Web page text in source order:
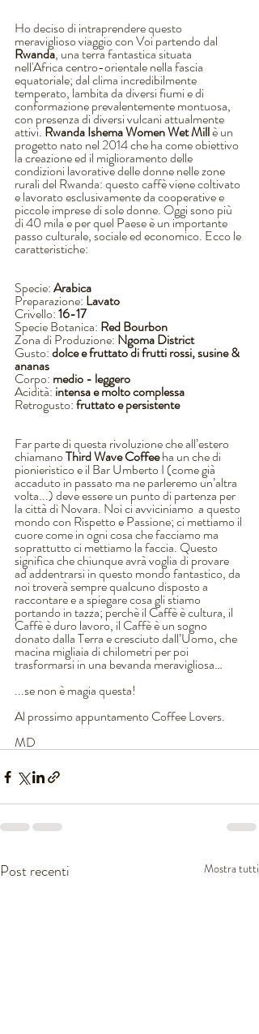
Ho deciso di intraprendere questo
meraviglioso viaggio con Voi partendo dal
Rwanda, una terra fantastica situata
nell'Africa centro-orientale nella fascia
equatoriale; dal clima incredibilmente
temperato, lambita da diversi fiumi e di
conformazione prevalentemente montuosa,
con presenza di diversi vulcani attualmente
attivi. Rwanda Ishema Women Wet Mill è un
progetto nato nel 2014 che ha come obiettivo
la creazione ed il miglioramento delle
condizioni lavorative delle donne nelle zone
rurali del Rwanda: questo caffè viene coltivato
e lavorato esclusivamente da cooperative e
piccole imprese di sole donne. Oggi sono più
di 40 mila e per quel Paese è un importante
passo culturale, sociale ed economico. Ecco le
caratteristiche:
Specie: Arabica
Preparazione: Lavato
Crivello: 16-17
Specie Botanica: Red Bourbon
Zona di Produzione: Ngoma District
Gusto: dolce e fruttato di frutti rossi, susine &
ananas
Corpo: medio - leggero
Acidità: intensa e molto complessa
Retrogusto: fruttato e persistente
Far parte di questa rivoluzione che all’estero
chiamano Third Wave Coffee ha un che di
pionieristico e il Bar Umberto I (come già
accaduto in passato ma ne parleremo un’altra
volta...) deve essere un punto di partenza per
la città di Novara. Noi ci avviciniamo  a questo
mondo con Rispetto e Passione; ci mettiamo il
cuore come in ogni cosa che facciamo ma
soprattutto ci mettiamo la faccia. Questo
significa che chiunque avrà voglia di provare
ad addentrarsi in questo mondo fantastico, da
noi troverà sempre qualcuno disposto a
raccontare e a spiegare cosa gli stiamo
portando in tazza; perchè il Caffè è cultura, il
Caffè è duro lavoro, il Caffè è un sogno
donato dalla Terra e cresciuto dall’Uomo, che
macina migliaia di chilometri per poi
trasformarsi in una bevanda meravigliosa…
...se non è magia questa!
Al prossimo appuntamento Coffee Lovers.
MD
Post recenti Mostra tutti